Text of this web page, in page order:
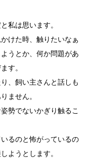
私は思います。
けた時、触りたいなぁ
うとか、何か問題があ
す。
、飼い主さんと話しも
ません。
勢でないかぎり触るこ
るのと怖がっているの
ようとします。